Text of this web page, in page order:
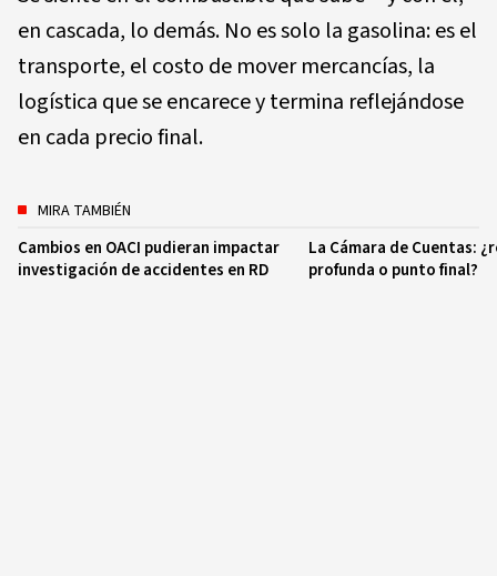
en cascada, lo demás. No es solo la gasolina: es el
transporte, el costo de mover mercancías, la
logística que se encarece y termina reflejándose
en cada precio final.
MIRA TAMBIÉN
Cambios en OACI pudieran impactar
investigación de accidentes en RD
La Cámara de Cuentas:
profunda o punto final?